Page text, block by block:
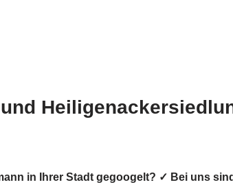
in Ihrer Stadt gegoogelt? ✓ Bei uns